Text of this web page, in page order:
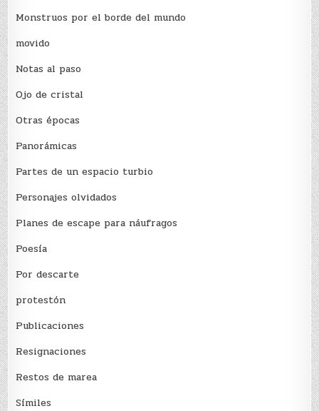
Monstruos por el borde del mundo
movido
Notas al paso
Ojo de cristal
Otras épocas
Panorámicas
Partes de un espacio turbio
Personajes olvidados
Planes de escape para náufragos
Poesía
Por descarte
protestón
Publicaciones
Resignaciones
Restos de marea
Sí­miles